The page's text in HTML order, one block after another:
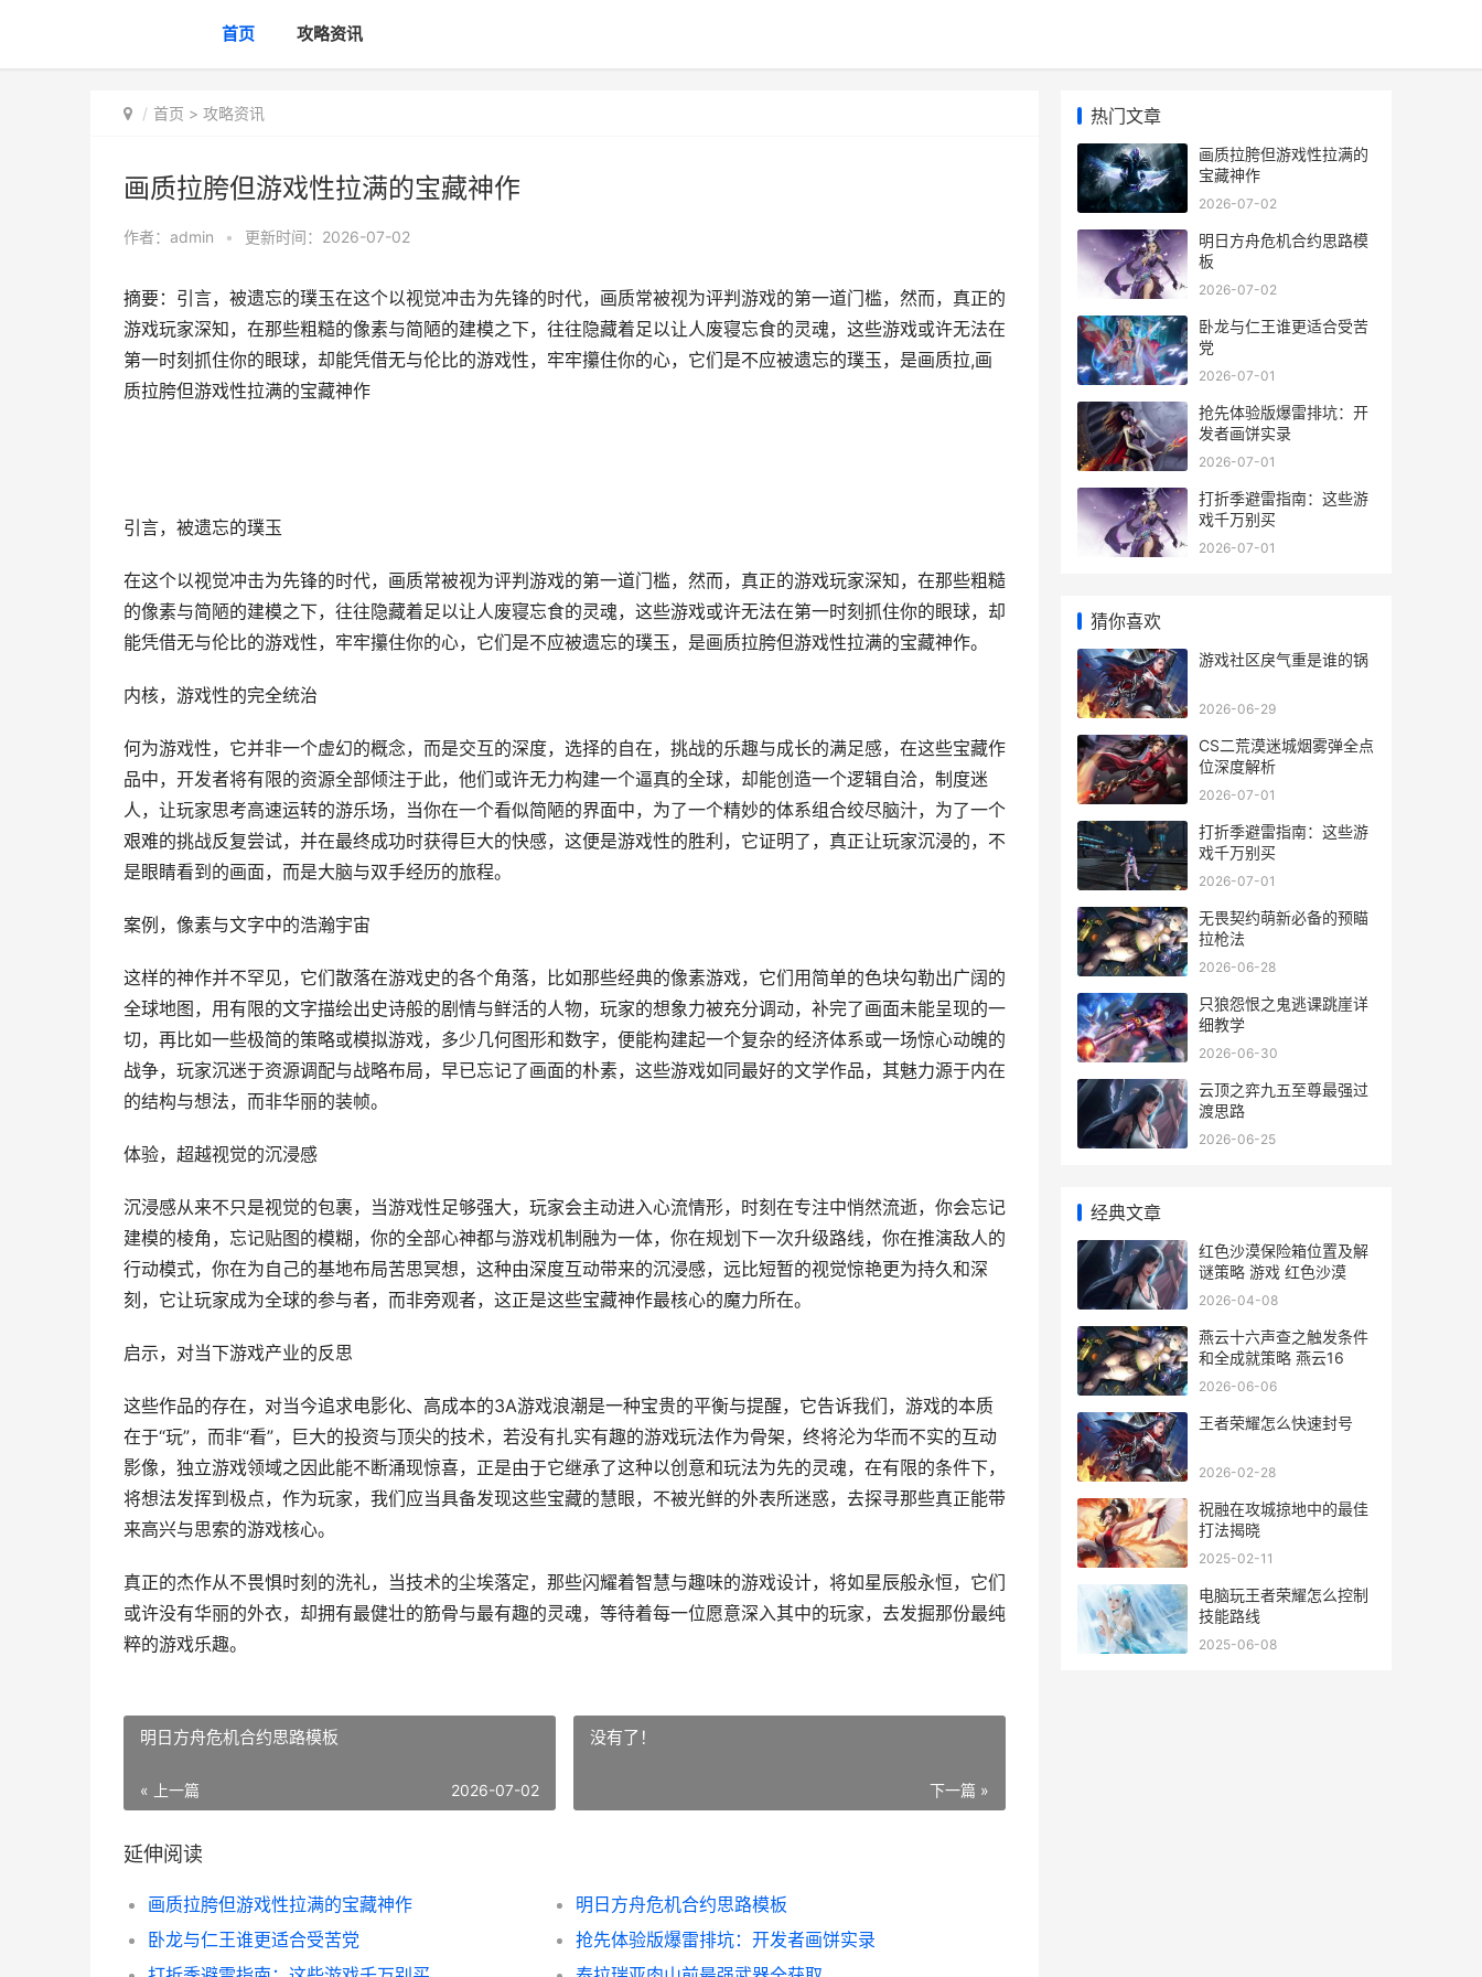
首页 攻略资讯
首页 > 攻略资讯
画质拉胯但游戏性拉满的宝藏神作
作者： admin • 更新时间：2026-07-02
摘要：引言，被遗忘的璞玉在这个以视觉冲击为先锋的时代，画质常被视为评判游戏的第一道门槛，然而，真正的
游戏玩家深知，在那些粗糙的像素与简陋的建模之下，往往隐藏着足以让人废寝忘食的灵魂，这些游戏或许无法在
第一时刻抓住你的眼球，却能凭借无与伦比的游戏性，牢牢攥住你的心，它们是不应被遗忘的璞玉，是画质拉,画
质拉胯但游戏性拉满的宝藏神作
引言，被遗忘的璞玉
在这个以视觉冲击为先锋的时代，画质常被视为评判游戏的第一道门槛，然而，真正的游戏玩家深知，在那些粗糙
的像素与简陋的建模之下，往往隐藏着足以让人废寝忘食的灵魂，这些游戏或许无法在第一时刻抓住你的眼球，却
能凭借无与伦比的游戏性，牢牢攥住你的心，它们是不应被遗忘的璞玉，是画质拉胯但游戏性拉满的宝藏神作。
内核，游戏性的完全统治
何为游戏性，它并非一个虚幻的概念，而是交互的深度，选择的自在，挑战的乐趣与成长的满足感，在这些宝藏作
品中，开发者将有限的资源全部倾注于此，他们或许无力构建一个逼真的全球，却能创造一个逻辑自洽，制度迷
人，让玩家思考高速运转的游乐场，当你在一个看似简陋的界面中，为了一个精妙的体系组合绞尽脑汁，为了一个
艰难的挑战反复尝试，并在最终成功时获得巨大的快感，这便是游戏性的胜利，它证明了，真正让玩家沉浸的，不
是眼睛看到的画面，而是大脑与双手经历的旅程。
案例，像素与文字中的浩瀚宇宙
这样的神作并不罕见，它们散落在游戏史的各个角落，比如那些经典的像素游戏，它们用简单的色块勾勒出广阔的
全球地图，用有限的文字描绘出史诗般的剧情与鲜活的人物，玩家的想象力被充分调动，补完了画面未能呈现的一
切，再比如一些极简的策略或模拟游戏，多少几何图形和数字，便能构建起一个复杂的经济体系或一场惊心动魄的
战争，玩家沉迷于资源调配与战略布局，早已忘记了画面的朴素，这些游戏如同最好的文学作品，其魅力源于内在
的结构与想法，而非华丽的装帧。
体验，超越视觉的沉浸感
沉浸感从来不只是视觉的包裹，当游戏性足够强大，玩家会主动进入心流情形，时刻在专注中悄然流逝，你会忘记
建模的棱角，忘记贴图的模糊，你的全部心神都与游戏机制融为一体，你在规划下一次升级路线，你在推演敌人的
行动模式，你在为自己的基地布局苦思冥想，这种由深度互动带来的沉浸感，远比短暂的视觉惊艳更为持久和深
刻，它让玩家成为全球的参与者，而非旁观者，这正是这些宝藏神作最核心的魔力所在。
启示，对当下游戏产业的反思
这些作品的存在，对当今追求电影化、高成本的3A游戏浪潮是一种宝贵的平衡与提醒，它告诉我们，游戏的本质
在于“玩”，而非“看”，巨大的投资与顶尖的技术，若没有扎实有趣的游戏玩法作为骨架，终将沦为华而不实的互动
影像，独立游戏领域之因此能不断涌现惊喜，正是由于它继承了这种以创意和玩法为先的灵魂，在有限的条件下，
将想法发挥到极点，作为玩家，我们应当具备发现这些宝藏的慧眼，不被光鲜的外表所迷惑，去探寻那些真正能带
来高兴与思索的游戏核心。
真正的杰作从不畏惧时刻的洗礼，当技术的尘埃落定，那些闪耀着智慧与趣味的游戏设计，将如星辰般永恒，它们
或许没有华丽的外衣，却拥有最健壮的筋骨与最有趣的灵魂，等待着每一位愿意深入其中的玩家，去发掘那份最纯
粹的游戏乐趣。
明日方舟危机合约思路模板
« 上一篇 2026-07-02
没有了！
下一篇 »
延伸阅读
画质拉胯但游戏性拉满的宝藏神作
明日方舟危机合约思路模板
卧龙与仁王谁更适合受苦党
抢先体验版爆雷排坑：开发者画饼实录
热门文章
画质拉胯但游戏性拉满的
宝藏神作
2026-07-02
明日方舟危机合约思路模
板
2026-07-02
卧龙与仁王谁更适合受苦
党
2026-07-01
抢先体验版爆雷排坑：开
发者画饼实录
2026-07-01
打折季避雷指南：这些游
戏千万别买
2026-07-01
猜你喜欢
游戏社区戾气重是谁的锅
2026-06-29
CS二荒漠迷城烟雾弹全点
位深度解析
2026-07-01
打折季避雷指南：这些游
戏千万别买
2026-07-01
无畏契约萌新必备的预瞄
拉枪法
2026-06-28
只狼怨恨之鬼逃课跳崖详
细教学
2026-06-30
云顶之弈九五至尊最强过
渡思路
2026-06-25
经典文章
红色沙漠保险箱位置及解
谜策略 游戏 红色沙漠
2026-04-08
燕云十六声查之触发条件
和全成就策略 燕云16
2026-06-06
王者荣耀怎么快速封号
2026-02-28
祝融在攻城掠地中的最佳
打法揭晓
2025-02-11
电脑玩王者荣耀怎么控制
技能路线
2025-06-08